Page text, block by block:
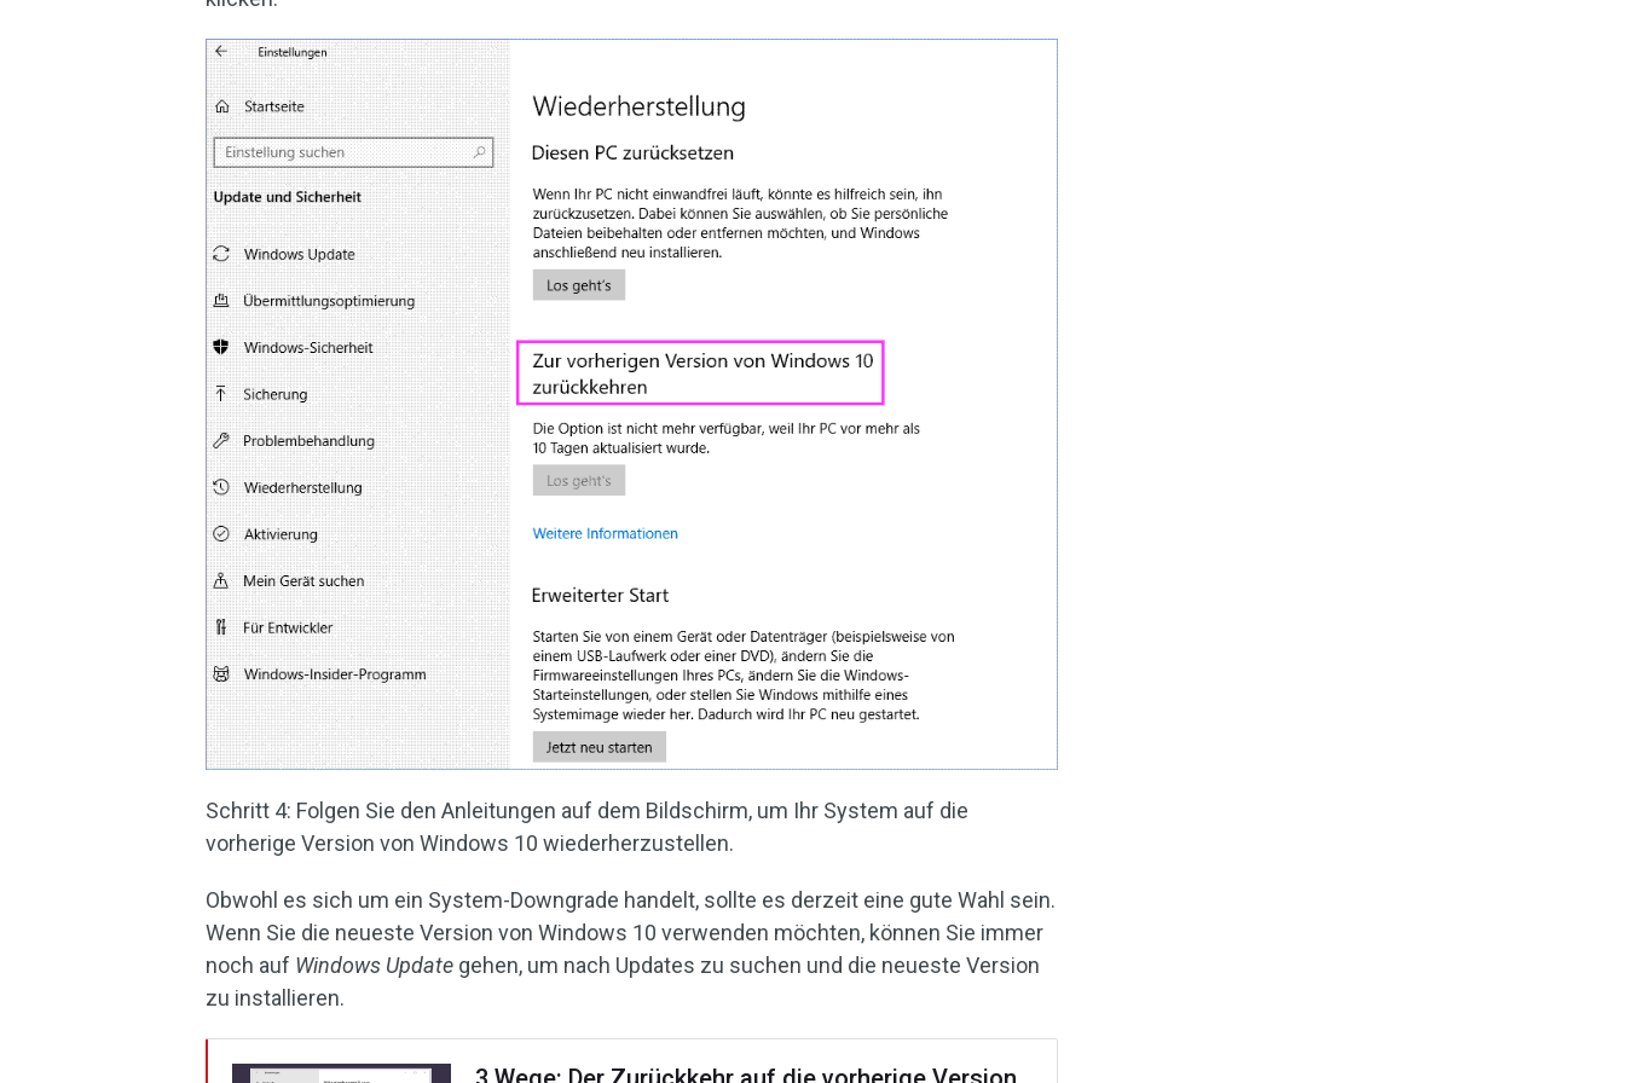
Schritt 4: Folgen Sie den Anleitungen auf dem Bildschirm, um Ihr System auf die
vorherige Version von Windows 10 wiederherzustellen.
Obwohl es sich um ein System-Downgrade handelt, sollte es derzeit eine gute Wahl sein.
Wenn Sie die neueste Version von Windows 10 verwenden möchten, können Sie immer
noch auf Windows Update gehen, um nach Updates zu suchen und die neueste Version
zu installieren.